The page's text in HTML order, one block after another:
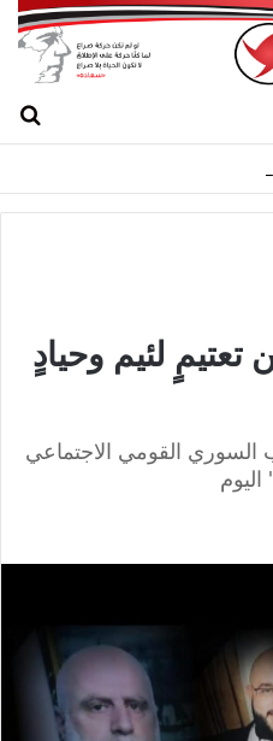
عيد الجيش
لئيم وحيادٍ
السوري القومي الاجتماعي